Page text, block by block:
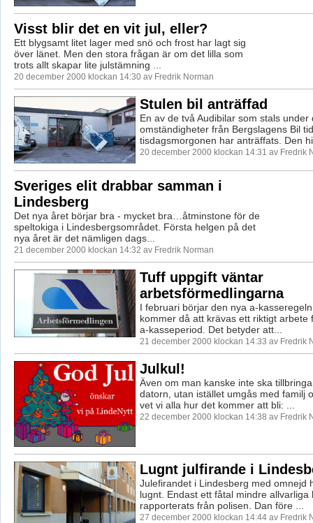
Visst blir det en vit jul, eller?
Ett blygsamt litet lager med snö och frost har lagt sig
över länet. Men den stora frågan är om det lilla som
trots allt skapar lite julstämning ...
20 december 2000 klockan 14:30 av Fredrik Norman
Stulen bil anträffad
En av de två Audibilar som stals under
omständigheter från Bergslagens Bil
tisdagsmorgonen har anträffats. Den
20 december 2000 klockan 14:31 av Fredrik
Sveriges elit drabbar samman i
Lindesberg
Det nya året börjar bra - mycket bra…åtminstone för de
speltokiga i Lindesbergsområdet. Första helgen på det
nya året är det nämligen dags...
21 december 2000 klockan 14:32 av Fredrik Norman
Tuff uppgift väntar
arbetsförmedlingarna
I februari börjar den nya a-
kommer då att krävas ett riktigt arbete
a-kasseperiod. Det betyder att...
21 december 2000 klockan 14:33 av Fredrik
Julkul!
Även om man kanske inte ska
datorn, utan istället umgås med familj
vet vi alla hur det kommer att bli: ...
22 december 2000 klockan 14:38 av Fredrik
Lugnt julfirande i
Julefirandet i Lindesberg med omnejd
lugnt. Endast ett fåtal mindre allvarliga
rapporterats från polisen. Dan före ...
27 december 2000 klockan 14:44 av Fredrik